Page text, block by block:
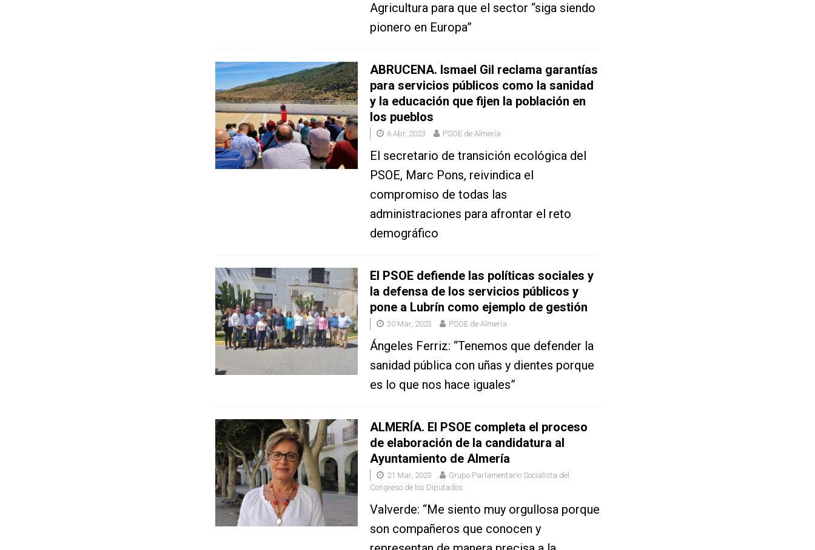
Agricultura para que el sector “siga siendo
pionero en Europa”
ABRUCENA. Ismael Gil reclama garantías
para servicios públicos como la sanidad
y la educación que fijen la población en
los pueblos
6 Abr, 2023 PSOE de Almería
El secretario de transición ecológica del
PSOE, Marc Pons, reivindica el
compromiso de todas las
administraciones para afrontar el reto
demográfico
El PSOE defiende las políticas sociales y
la defensa de los servicios públicos y
pone a Lubrín como ejemplo de gestión
30 Mar, 2023 PSOE de Almería
Ángeles Ferriz: “Tenemos que defender la
sanidad pública con uñas y dientes porque
es lo que nos hace iguales”
ALMERÍA. El PSOE completa el proceso
de elaboración de la candidatura al
Ayuntamiento de Almería
21 Mar, 2023
Grupo Parlamentario Socialista del
Congreso de los Diputados
Valverde: “Me siento muy orgullosa porque
son compañeros que conocen y